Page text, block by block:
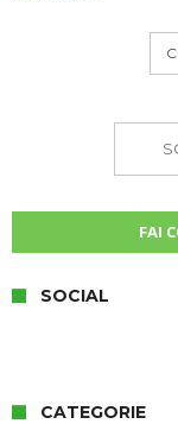
FAI
SOCIAL
CATEGORIE